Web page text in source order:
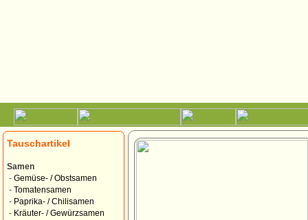
Tauschartikel
Samen
- Gemüse- / Obstsamen
- Tomatensamen
- Paprika- / Chilisamen
- Kräuter- / Gewürzsamen